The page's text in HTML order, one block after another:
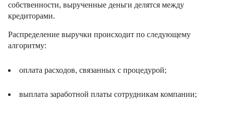
собственности, вырученные деньги делятся между
кредиторами.
Распределение выручки происходит по следующему
алгоритму:
оплата расходов, связанных с процедурой;
выплата заработной платы сотрудникам компании;